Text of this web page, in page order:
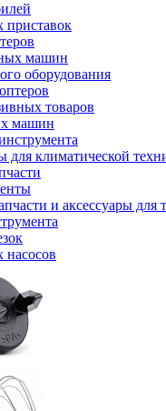
приставок
машин
оборудования
товаров
машин
для климатической
и аксессуары для
насосов